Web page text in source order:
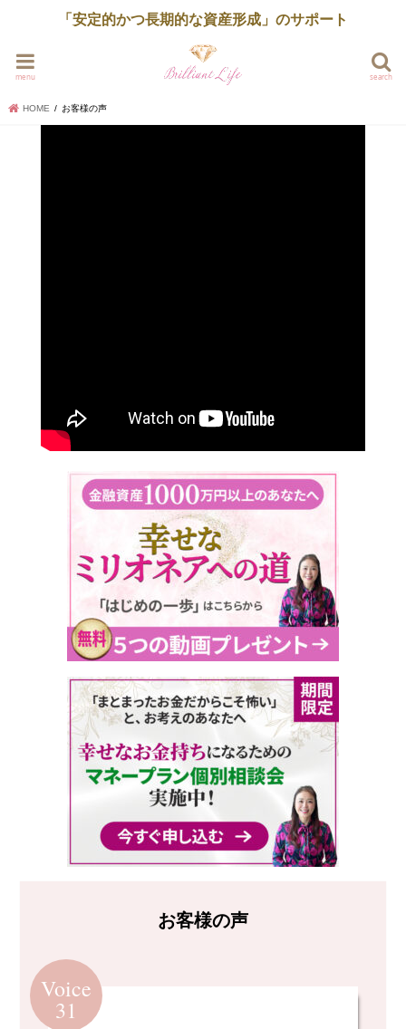
「安定的かつ長期的な資産形成」のサポート
search
menu
HOME お客様の声
お客様の声
Voice
31